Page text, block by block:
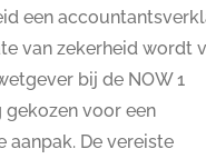
een
van zekerheid wordt
bij de NOW 1
voor een
aanpak. De vereiste